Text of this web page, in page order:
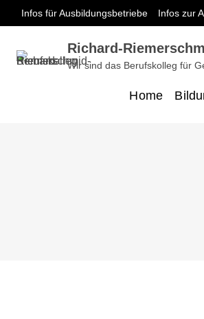
Inhalt
Infos für Ausbildungsbetriebe Infos zur
Richard-
Wir sind das Berufskolleg für
Home